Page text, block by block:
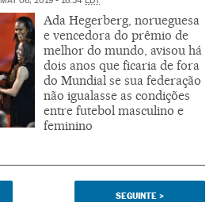
Ada Hegerberg, norueguesa
e vencedora do prêmio de
melhor do mundo, avisou há
dois anos que ficaria de fora
do Mundial se sua federação
não igualasse as condições
entre futebol masculino e
feminino
SEGUINTE >